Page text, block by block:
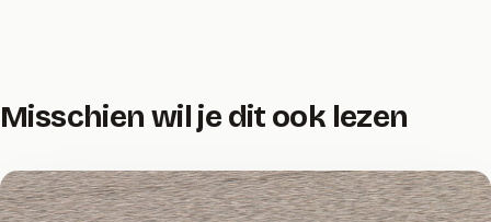
Misschien wil je dit ook lezen